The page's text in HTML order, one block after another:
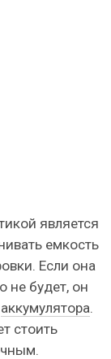
является
емкость
Если она
не будет, он
аккумулятора.
стоить